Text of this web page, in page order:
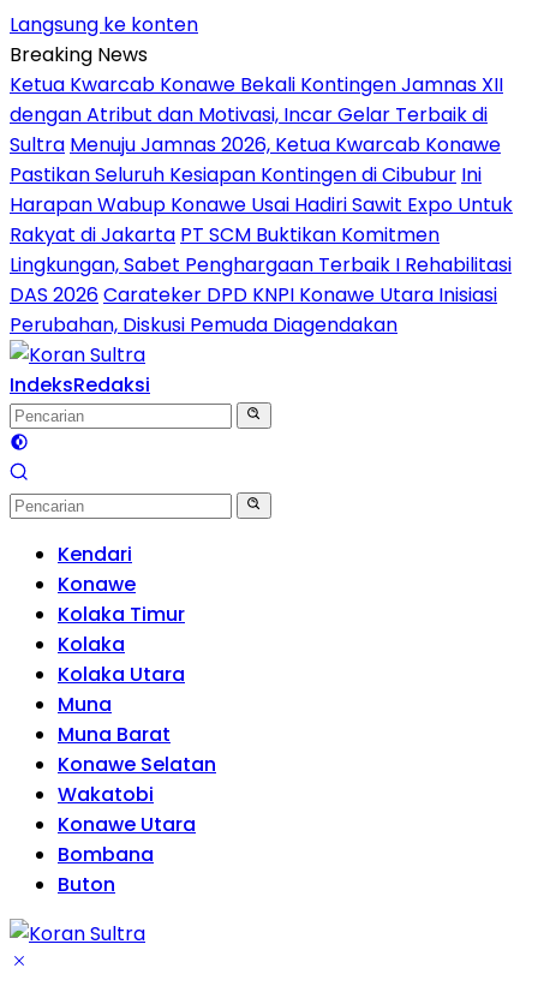
Langsung ke konten
Breaking News
Ketua Kwarcab Konawe Bekali Kontingen Jamnas XII
dengan Atribut dan Motivasi, Incar Gelar Terbaik di
Sultra Menuju Jamnas 2026, Ketua Kwarcab Konawe
Pastikan Seluruh Kesiapan Kontingen di Cibubur Ini
Harapan Wabup Konawe Usai Hadiri Sawit Expo Untuk
Rakyat di Jakarta PT SCM Buktikan Komitmen
Lingkungan, Sabet Penghargaan Terbaik I Rehabilitasi
DAS 2026Carateker DPD KNPI Konawe Utara Inisiasi
Perubahan, Diskusi Pemuda Diagendakan
IndeksRedaksi
Kendari
Konawe
Kolaka Timur
Kolaka
Kolaka Utara
Muna
Muna Barat
Konawe Selatan
Wakatobi
Konawe Utara
Bombana
Buton